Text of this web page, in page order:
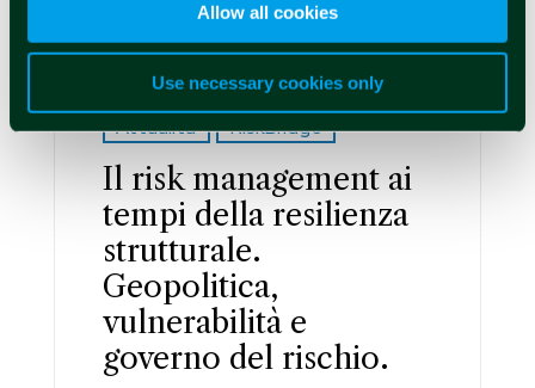
Allow all cookies
Use necessary cookies only
Attualità RiskBridge
Il risk management ai
tempi della resilienza
strutturale.
Geopolitica,
vulnerabilità e
governo del rischio.